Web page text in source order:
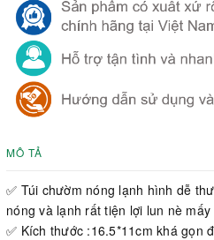
MÔ TẢ
✅ Túi chườm nóng lạnh hình dễ
nóng và lạnh rất tiện lợi lun nè mấy
✅ Kích thước :16.5*11cm khá gọn